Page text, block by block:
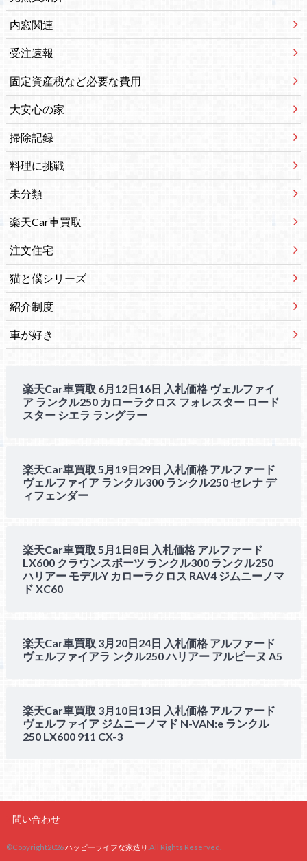
内窓関連
受注速報
固定資産税など必要な費用
大安心の家
掃除記録
料理に挑戦
未分類
楽天Car車買取
注文住宅
猫と僕シリーズ
紹介制度
車が好き
楽天Car車買取 6月12日16日 入札価格 ヴェルファイ
ア ランクル250 カローラクロス フォレスター ロード
スター シエラ ラングラー
楽天Car車買取 5月19日29日 入札価格 アルファード
ヴェルファイア ランクル300 ランクル250 セレナ デ
ィフェンダー
楽天Car車買取 5月1日8日 入札価格 アルファード
LX600 クラウンスポーツ ランクル300 ランクル250
ハリアー モデルY カローラクロス RAV4 ジムニーノマ
ド XC60
楽天Car車買取 3月20日24日 入札価格 アルファード
ヴェルファイアラ ンクル250 ハリアー アルピーヌ A5
楽天Car車買取 3月10日13日 入札価格 アルファード
ヴェルファイア ジムニーノマド N-VAN:e ランクル
250 LX600 911 CX-3
問い合わせ
©Copyright2026ハッピーライフな家造り .All Rights Reserved.